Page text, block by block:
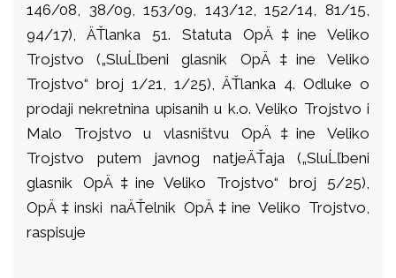
146/08, 38/09, 153/09, 143/12, 152/14, 81/15,
94/17), ÄŤlanka 51. Statuta OpÄ‡ine Veliko
Trojstvo („SluĹľbeni glasnik OpÄ‡ine Veliko
Trojstvo“ broj 1/21, 1/25), ÄŤlanka 4. Odluke o
prodaji nekretnina upisanih u k.o. Veliko Trojstvo i
Malo Trojstvo u vlasništvu OpÄ‡ine Veliko
Trojstvo putem javnog natjeÄŤaja („SluĹľbeni
glasnik OpÄ‡ine Veliko Trojstvo“ broj 5/25),
OpÄ‡inski naÄŤelnik OpÄ‡ine Veliko Trojstvo,
raspisuje